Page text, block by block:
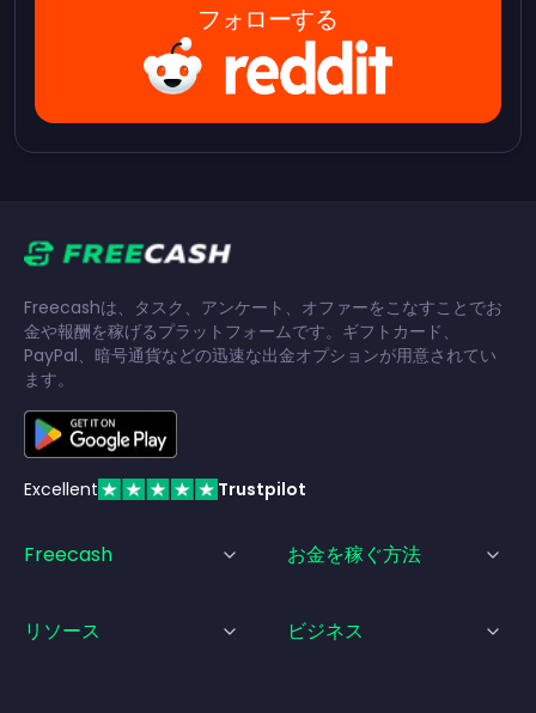
フォローする
Freecashは、タスク、アンケート、オファーをこなすことでお
金や報酬を稼げるプラットフォームです。ギフトカード、
PayPal、暗号通貨などの迅速な出金オプションが用意されてい
ます。
Excellent Trustpilot
Freecash お金を稼ぐ方法
リソース ビジネス